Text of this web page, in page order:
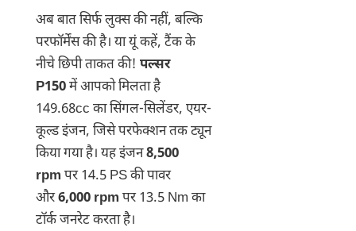
अब बात सिर्फ लुक्स की नहीं, बल्कि
परफॉर्मेंस की है। या यूं कहें, टैंक के
नीचे छिपी ताकत की! पल्सर
P150में आपको मिलता है
149.68cc का सिंगल-सिलेंडर, एयर-
कूल्ड इंजन, जिसे परफेक्शन तक ट्यून
किया गया है। यह इंजन8,500
rpm पर 14.5 PS की पावर
और6,000 rpm पर 13.5 Nm का
टॉर्क जनरेट करता है।